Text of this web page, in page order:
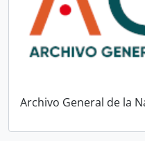
Archivo General de la